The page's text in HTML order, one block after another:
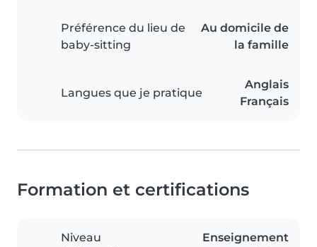
Préférence du lieu de
baby-sitting
Au domicile de
la famille
Langues que je pratique
Anglais
Français
Formation et certifications
Niveau
Enseignement